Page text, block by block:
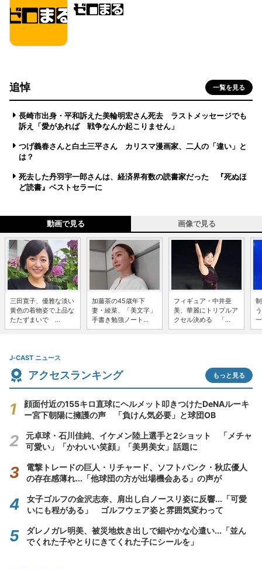
追悼 一覧を見る
長崎市出身・平和訴えた美輪明宏さん死去 ラストメッセージでも
訴え「愛があれば 戦争なんか起こりません」
つげ義春さんと白土三平さん カリスマ漫画家、二人の「違い」と
は？
死去した丹羽宇一郎さんは、経済界有数の読書家だった 『死ぬほ
ど読書』ベストセラーに
動画で見る 画像で見る
三田寛子、優雅な淡い
黄色の着物姿で上品な
たたずまいで ...
加藤茶の45歳年下
妻・綾菜、「美文字」
手書き勉強ノート...
フィギュア・中井亜
美、華麗にトリプルア
クセル決める 「...
J-CAST ニュース
アクセスランキング もっと見る
顔面付近の155キロ直球にヘルメット叩きつけたDeNAルーキ
ー宮下朝陽に擁護の声 「負けん気必要」と球団OB
元卓球・石川佳純、イケメン陸上選手と2ショット 「メチャ
可愛い」「かわいい笑顔」「美男美女」話題に
電撃トレードの巨人・リチャード、ソフトバンク・秋広優人
の存在感薄れ...「他球団の方が出場機会ある」の声が
女子ゴルフの金沢志奈、肩出し白ノースリ姿に反響...「可愛
いにも程がある」 ゴルフウェア姿と雰囲気変わって
ダレノガレ明美、被災地炊き出しで細やかな心遣い...「並ん
でくれた子やとりにきてくれた子にシールを」